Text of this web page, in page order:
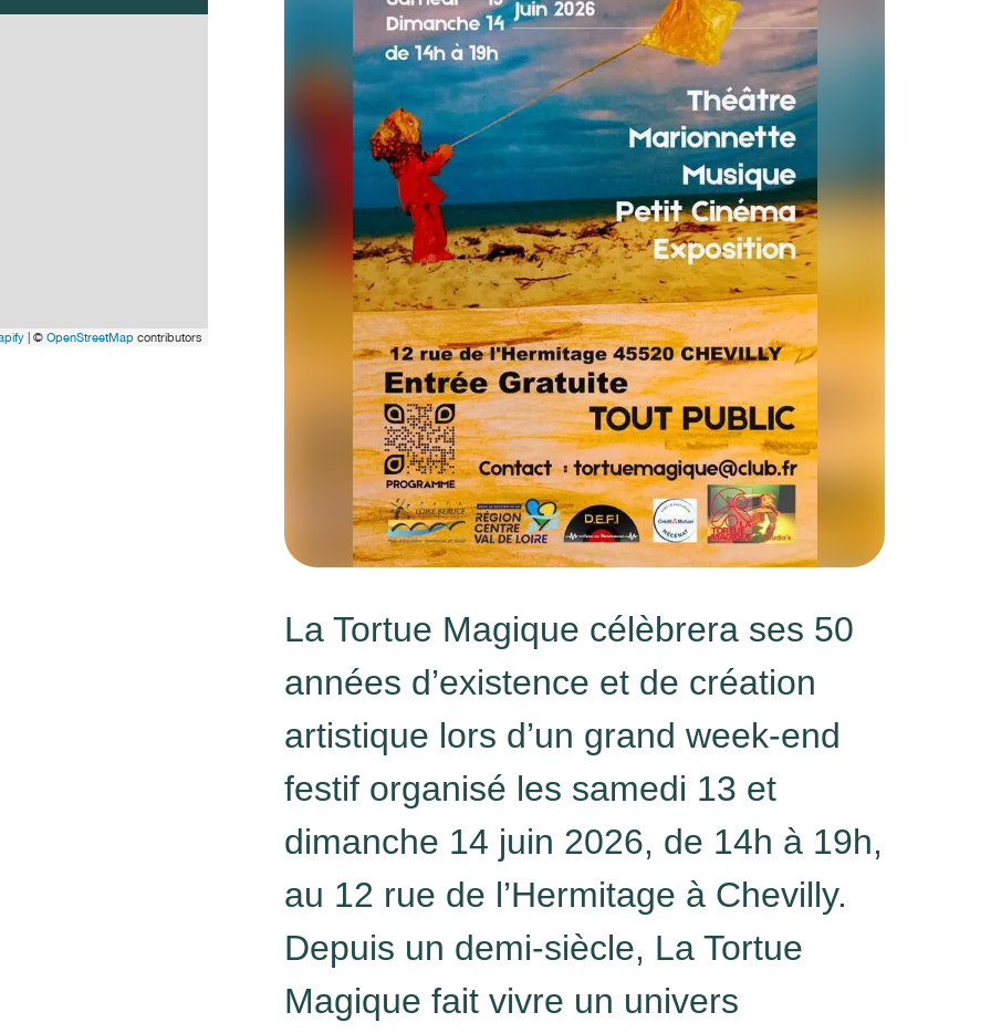
| © OpenStreetMap contributors
La Tortue Magique célèbrera ses 50
années d’existence et de création
artistique lors d’un grand week-end
festif organisé les samedi 13 et
dimanche 14 juin 2026, de 14h à 19h,
au 12 rue de l’Hermitage à Chevilly.
Depuis un demi-siècle, La Tortue
Magique fait vivre un univers